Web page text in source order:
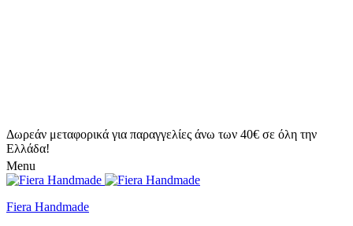
Δωρεάν μεταφορικά για παραγγελίες άνω των 40€ σε όλη την
Ελλάδα!
Menu
Fiera Handmade